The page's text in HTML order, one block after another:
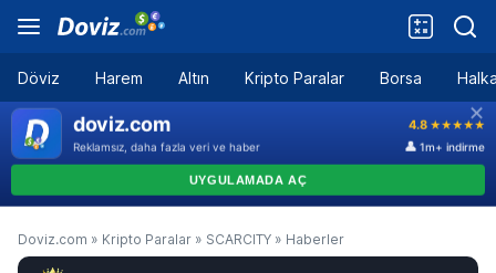
Döviz Harem Altın Kripto Paralar Borsa
Doviz.com » Kripto Paralar » SCARCITY » Haberler